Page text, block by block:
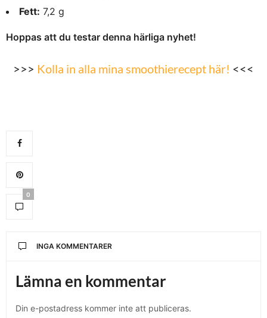
Fett: 7,2 g
Hoppas att du testar denna härliga nyhet!
>>> Kolla in alla mina smoothierecept här! <<<
0
INGA KOMMENTARER
Lämna en kommentar
Din e-postadress kommer inte att publiceras.